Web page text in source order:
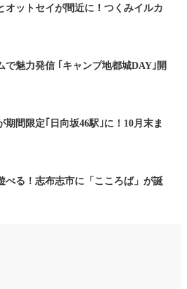
オットセイが間近に！つくみイルカ
で魅力発信 ｢キャンプ地都城DAY｣開
期間限定｢日向坂46駅｣に！10月末ま
べる！志布志市に「こころば」が誕